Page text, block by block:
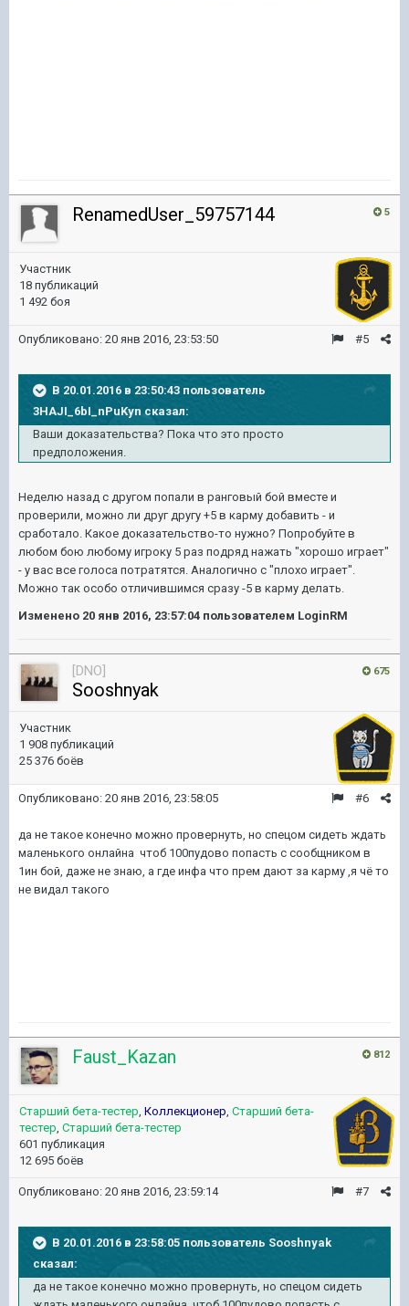
5
RenamedUser_59757144
Участник
18 публикаций
1 492 боя
#5
Опубликовано: 20 янв 2016, 23:53:50
В 20.01.2016 в 23:50:43 пользователь
3HAJI_6bI_nPuKyn сказал:
Ваши доказательства? Пока что это просто
предположения.
Неделю назад с другом попали в ранговый бой вместе и
проверили, можно ли друг другу +5 в карму добавить - и
сработало. Какое доказательство-то нужно? Попробуйте в
любом бою любому игроку 5 раз подряд нажать "хорошо играет"
- у вас все голоса потратятся. Аналогично с "плохо играет".
Можно так особо отличившимся сразу -5 в карму делать.
Изменено 20 янв 2016, 23:57:04 пользователем LoginRM
675
[DNO]
Sooshnyak
Участник
1 908 публикаций
25 376 боёв
#6
Опубликовано: 20 янв 2016, 23:58:05
да не такое конечно можно провернуть, но спецом сидеть ждать
маленького онлайна чтоб 100пудово попасть с сообщником в
1ин бой, даже не знаю, а где инфа что прем дают за карму ,я чё то
не видал такого
812
Faust_Kazan
Старший бета-тестер Коллекционер Старший бета-
тестер Старший бета-тестер
601 публикация
12 695 боёв
#7
Опубликовано: 20 янв 2016, 23:59:14
В 20.01.2016 в 23:58:05 пользователь Sooshnyak
сказал:
да не такое конечно можно провернуть, но спецом сидеть